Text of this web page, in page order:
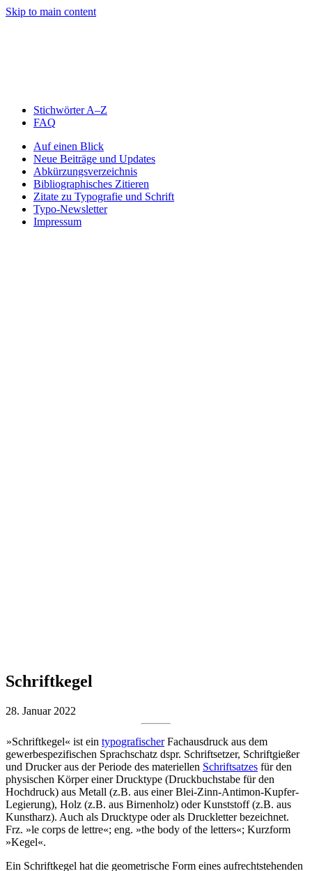
Skip to main content
Stichwörter A–Z
FAQ
Auf einen Blick
Neue Beiträge und Updates
Abkürzungsverzeichnis
Bibliographisches Zitieren
Zitate zu Typografie und Schrift
Typo-Newsletter
Impressum
Schriftkegel
28. Januar 2022
»Schriftkegel« ist ein typografischerFachausdruck aus dem
gewerbespezifischen Sprachschatz dspr. Schriftsetzer, Schriftgießer
und Drucker aus der Periode des materiellen Schriftsatzes für den
physischen Körper einer Drucktype (Druckbuchstabe für den
Hochdruck) aus Metall (z.B. aus einer Blei-Zinn-Antimon-Kupfer-
Legierung), Holz (z.B. aus Birnenholz) oder Kunststoff (z.B. aus
Kunstharz). Auch als Drucktype oder als Druckletter bezeichnet.
Frz. »le corps de lettre«; eng. »the body of the letters«; Kurzform
»Kegel«.
Ein Schriftkegel hat die geometrische Form eines aufrechtstehenden